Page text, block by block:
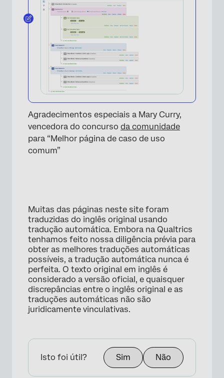
Agradecimentos especiais a Mary Curry,
vencedora do concurso da comunidade
para “Melhor página de caso de uso
comum”
Muitas das páginas neste site foram
traduzidas do inglês original usando
tradução automática. Embora na Qualtrics
tenhamos feito nossa diligência prévia para
obter as melhores traduções automáticas
possíveis, a tradução automática nunca é
perfeita. O texto original em inglês é
considerado a versão oficial, e quaisquer
discrepâncias entre o inglês original e as
traduções automáticas não são
juridicamente vinculativas.
Isto foi útil? Sim Não